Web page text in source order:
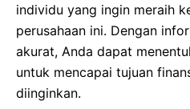
individu yang ingin meraih
perusahaan ini. Dengan
akurat, Anda dapat
untuk mencapai tujuan
diinginkan.